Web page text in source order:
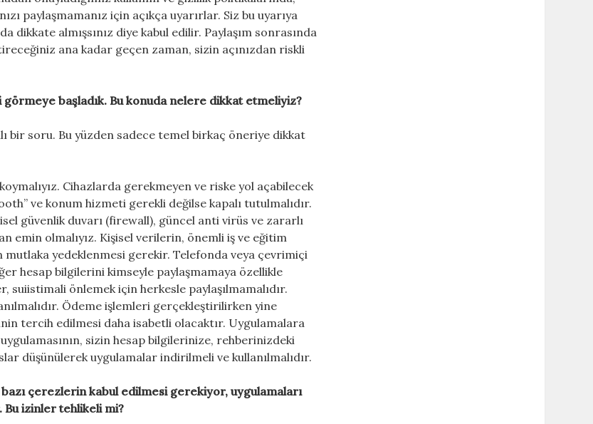
paylaşmamanız için açıkça uyarırlar. Siz bu uyarıya
dikkate almışsınız diye kabul edilir. Paylaşım sonrasında
ana kadar geçen zaman, sizin açınızdan riskli
başladık. Bu konuda nelere dikkat etmeliyiz?
bir soru. Bu yüzden sadece temel birkaç öneriye dikkat
Cihazlarda gerekmeyen ve riske yol açabilecek
ve konum hizmeti gerekli değilse kapalı tutulmalıdır.
güvenlik duvarı (firewall), güncel anti virüs ve zararlı
emin olmalıyız. Kişisel verilerin, önemli iş ve eğitim
mutlaka yedeklenmesi gerekir. Telefonda veya çevrimiçi
hesap bilgilerini kimseyle paylaşmamaya özellikle
önlemek için herkesle paylaşılmamalıdır.
Ödeme işlemleri gerçekleştirilirken yine
tercih edilmesi daha isabetli olacaktır. Uygulamalara
sizin hesap bilgilerinize, rehberinizdeki
düşünülerek uygulamalar indirilmeli ve kullanılmalıdır.
çerezlerin kabul edilmesi gerekiyor, uygulamaları
Bu izinler tehlikeli mi?